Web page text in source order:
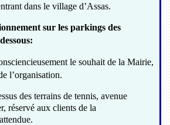
dans le village d’Assas.
sur les parkings des
le souhait de la Mairie,
l’organisation.
des terrains de tennis, avenue
réservé aux clients de la